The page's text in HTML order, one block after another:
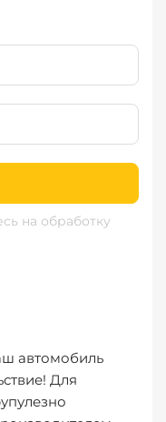
на обработку
автомобиль
Для